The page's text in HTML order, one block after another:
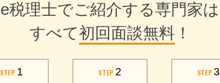
e税理士でご紹介する専門家は
すべて初回面談無料 ！
STEP 1 STEP 2 STEP 3